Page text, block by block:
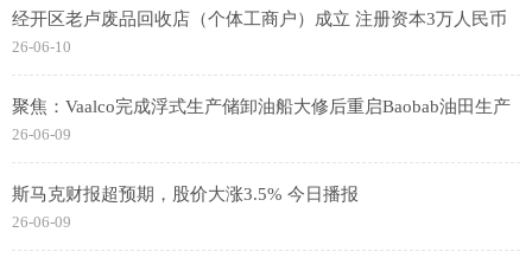
经开区老卢废品回收店（个体工商户）成立 注册资本3万人民币
26-06-10
聚焦：Vaalco完成浮式生产储卸油船大修后重启Baobab油田生产
26-06-09
斯马克财报超预期，股价大涨3.5% 今日播报
26-06-09